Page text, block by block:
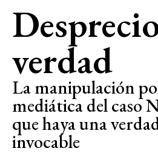
verdad
La manipulación
mediática del caso
que haya una
invocable